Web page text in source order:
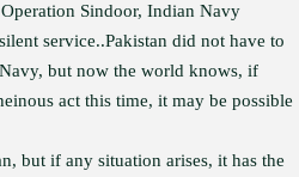
Sindoor, Indian Navy
service..Pakistan did not have to
but now the world knows, if
act this time, it may be possible
but if any situation arises, it has the